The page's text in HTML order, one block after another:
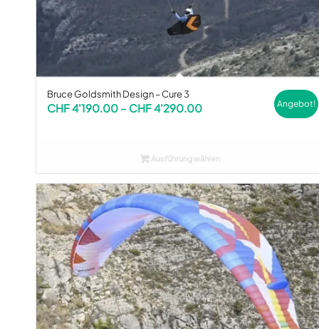
Bruce Goldsmith Design – Cure 3
CHF4'190.00 – CHF4'290.00Preisspanne:
CHF 4'290.00
Angebot!
Ausführung wählen